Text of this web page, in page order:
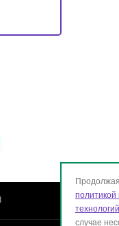
технологий
случае